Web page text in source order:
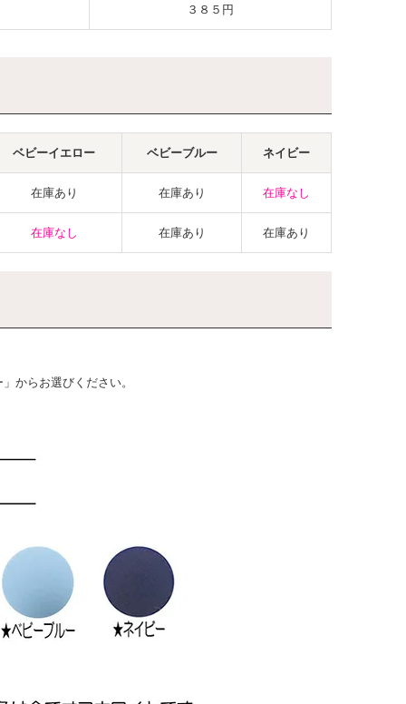
３８５円
ベビーイエロー ベビーブルー ネイビー
在庫あり 在庫あり 在庫なし
在庫なし 在庫あり 在庫あり
からお選びください。